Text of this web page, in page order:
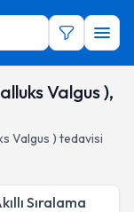
Valgus ),
Valgus ) tedavisi
Sıralama